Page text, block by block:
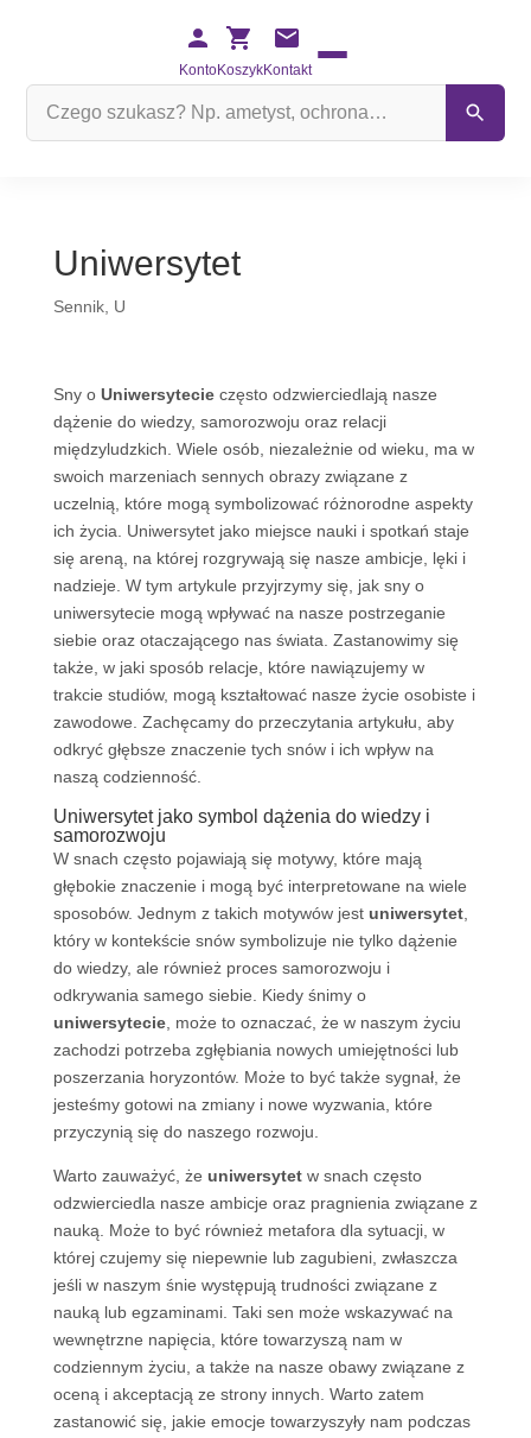
KontoKoszykKontakt
Uniwersytet
Sennik, U
Sny o Uniwersytecieczęsto odzwierciedlają nasze
dążenie do wiedzy, samorozwoju oraz relacji
międzyludzkich. Wiele osób, niezależnie od wieku, ma w
swoich marzeniach sennych obrazy związane z
uczelnią, które mogą symbolizować różnorodne aspekty
ich życia. Uniwersytet jako miejsce nauki i spotkań staje
się areną, na której rozgrywają się nasze ambicje, lęki i
nadzieje. W tym artykule przyjrzymy się, jak sny o
uniwersytecie mogą wpływać na nasze postrzeganie
siebie oraz otaczającego nas świata. Zastanowimy się
także, w jaki sposób relacje, które nawiązujemy w
trakcie studiów, mogą kształtować nasze życie osobiste i
zawodowe. Zachęcamy do przeczytania artykułu, aby
odkryć głębsze znaczenie tych snów i ich wpływ na
naszą codzienność.
Uniwersytet jako symbol dążenia do wiedzy i
samorozwoju
W snach często pojawiają się motywy, które mają
głębokie znaczenie i mogą być interpretowane na wiele
sposobów. Jednym z takich motywów jest uniwersytet,
który w kontekście snów symbolizuje nie tylko dążenie
do wiedzy, ale również proces samorozwoju i
odkrywania samego siebie. Kiedy śnimy o
uniwersytecie, może to oznaczać, że w naszym życiu
zachodzi potrzeba zgłębiania nowych umiejętności lub
poszerzania horyzontów. Może to być także sygnał, że
jesteśmy gotowi na zmiany i nowe wyzwania, które
przyczynią się do naszego rozwoju.
Warto zauważyć, że uniwersytetw snach często
odzwierciedla nasze ambicje oraz pragnienia związane z
nauką. Może to być również metafora dla sytuacji, w
której czujemy się niepewnie lub zagubieni, zwłaszcza
jeśli w naszym śnie występują trudności związane z
nauką lub egzaminami. Taki sen może wskazywać na
wewnętrzne napięcia, które towarzyszą nam w
codziennym życiu, a także na nasze obawy związane z
oceną i akceptacją ze strony innych. Warto zatem
zastanowić się, jakie emocje towarzyszyły nam podczas